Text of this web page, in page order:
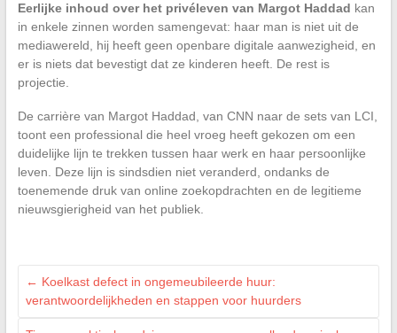
Eerlijke inhoud over het privéleven van Margot Haddad kan
in enkele zinnen worden samengevat: haar man is niet uit de
mediawereld, hij heeft geen openbare digitale aanwezigheid, en
er is niets dat bevestigt dat ze kinderen heeft. De rest is
projectie.
De carrière van Margot Haddad, van CNN naar de sets van LCI,
toont een professional die heel vroeg heeft gekozen om een
duidelijke lijn te trekken tussen haar werk en haar persoonlijke
leven. Deze lijn is sindsdien niet veranderd, ondanks de
toenemende druk van online zoekopdrachten en de legitieme
nieuwsgierigheid van het publiek.
← Koelkast defect in ongemeubileerde huur:
verantwoordelijkheden en stappen voor huurders